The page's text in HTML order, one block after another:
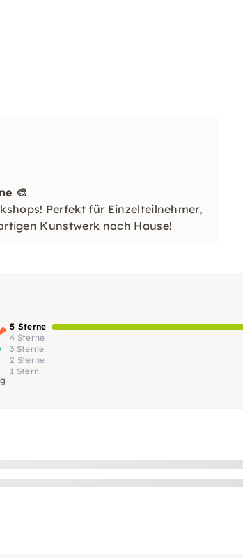
🎨
Perfekt für Einzelteilnehmer,
Kunstwerk nach Hause!
5 Sterne
4 Sterne
3 Sterne
2 Sterne
1 Stern